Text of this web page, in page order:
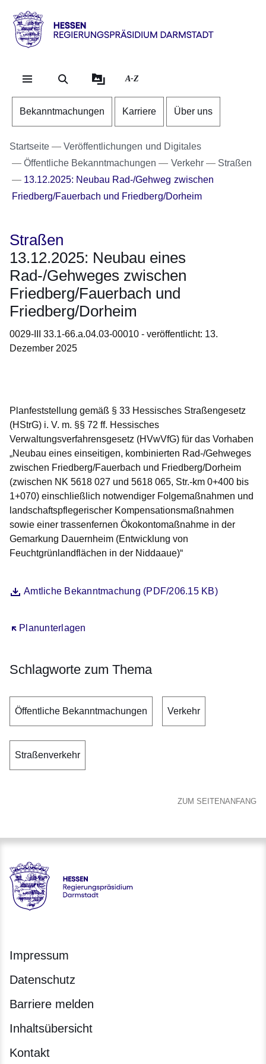
Direkt zum Kopf der
Direkt zum Inhalt
Direkt zum Fuß der
Hessen
RP
Darmstadt
A-Z
Bekanntmachungen Karriere Über uns
Startseite
Veröffentlichungen und Digitales
Öffentliche Bekanntmachungen
Verkehr
Straßen
13.12.2025: Neubau Rad-/Gehweg zwischen
Friedberg/Fauerbach und Friedberg/Dorheim
Straßen
13.12.2025: Neubau eines
Rad-/Gehweges zwischen
Friedberg/Fauerbach und
Friedberg/Dorheim
0029-III 33.1-66.a.04.03-00010 - veröffentlicht: 13.
Dezember 2025
Planfeststellung gemäß § 33 Hessisches Straßengesetz
(HStrG) i. V. m. §§ 72 ff. Hessisches
Verwaltungsverfahrensgesetz (HVwVfG) für das Vorhaben
„Neubau eines einseitigen, kombinierten Rad-/Gehweges
zwischen Friedberg/Fauerbach und Friedberg/Dorheim
(zwischen NK 5618 027 und 5618 065, Str.-km 0+400 bis
1+070) einschließlich notwendiger Folgemaßnahmen und
landschaftspflegerischer Kompensationsmaßnahmen
sowie einer trassenfernen Ökokontomaßnahme in der
Gemarkung Dauernheim (Entwicklung von
Feuchtgrünlandflächen in der Niddaaue)“
DateiAmtliche Bekanntmachung (PDF/206.15 KB)
Öffnet sich in einem neuen Fenster
Planunterlagen
Öffnet sich in einem neuen Fenster
Schlagworte zum Thema
Öffentliche Bekanntmachungen Verkehr
Straßenverkehr
ZUM SEITENANFANG
Hessen - Regierungspräsidium Darmstadt
Impressum
Datenschutz
Barriere melden
Inhaltsübersicht
Kontakt